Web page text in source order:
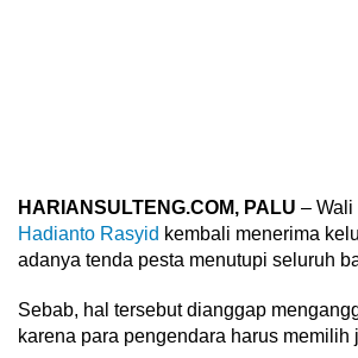
HARIANSULTENG.COM, PALU – Wali
Hadianto Rasyid kembali menerima
adanya tenda pesta menutupi seluruh
Sebab, hal tersebut dianggap
karena para pengendara harus memilih